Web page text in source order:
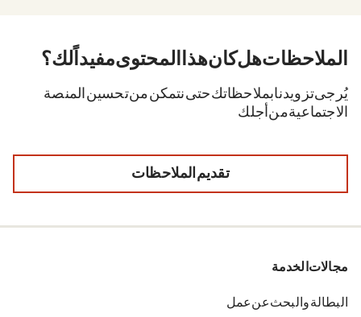
الملاحظات. هل كان هذا المحتوى مفيداً لك؟
يُرجى تزويدنا بملاحظاتك حتى نتمكن من تحسين المنصة
الاجتماعية من أجلك.
تقديم الملاحظات
مجالات الخدمة
البطالة والبحث عن عمل